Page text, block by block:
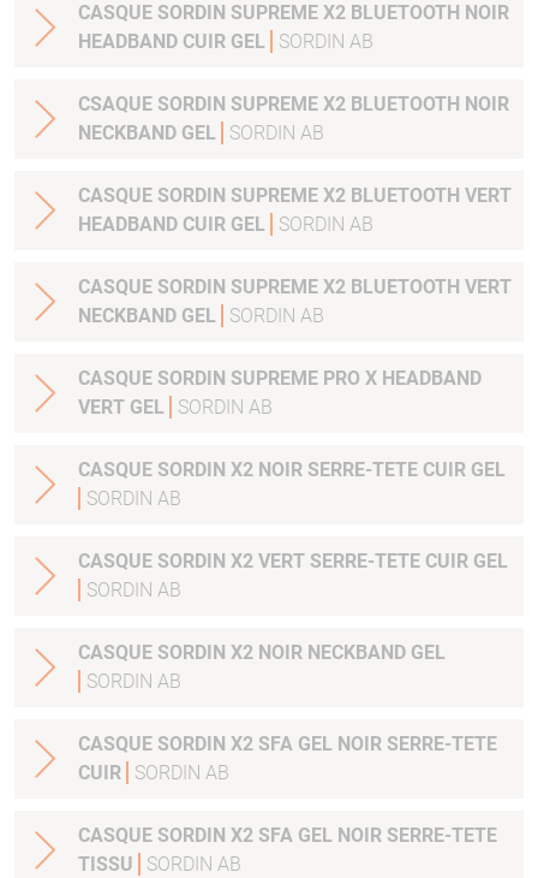
CASQUE SORDIN SUPREME X2 BLUETOOTH NOIR
HEADBAND CUIR GEL
SORDIN AB
CSAQUE SORDIN SUPREME X2 BLUETOOTH NOIR
NECKBAND GEL
SORDIN AB
CASQUE SORDIN SUPREME X2 BLUETOOTH VERT
HEADBAND CUIR GEL
SORDIN AB
CASQUE SORDIN SUPREME X2 BLUETOOTH VERT
NECKBAND GEL
SORDIN AB
CASQUE SORDIN SUPREME PRO X HEADBAND
VERT GEL
SORDIN AB
CASQUE SORDIN X2 NOIR SERRE-TETE CUIR GEL
SORDIN AB
CASQUE SORDIN X2 VERT SERRE-TETE CUIR GEL
SORDIN AB
CASQUE SORDIN X2 NOIR NECKBAND GEL
SORDIN AB
CASQUE SORDIN X2 SFA GEL NOIR SERRE-TETE
CUIR
SORDIN AB
CASQUE SORDIN X2 SFA GEL NOIR SERRE-TETE
TISSU
SORDIN AB